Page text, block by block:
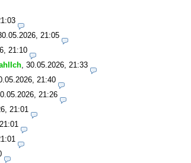
21:05
21:10
30.05.2026, 21:33
21:40
21:26
21:01